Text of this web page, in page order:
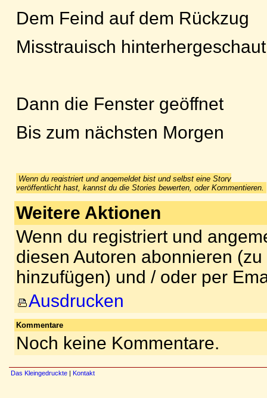
Dem Feind auf dem Rückzug
Misstrauisch hinterhergeschaut
Dann die Fenster geöffnet
Bis zum nächsten Morgen
Wenn du registriert und angemeldet bist und selbst eine Story
veröffentlicht hast, kannst du die Stories bewerten, oder Kommentieren.
Weitere Aktionen
Wenn du registriert und
diesen Autoren abonnieren
hinzufügen) und / oder per
Ausdrucken
Kommentare
Noch keine Kommentare.
Das Kleingedruckte | Kontakt